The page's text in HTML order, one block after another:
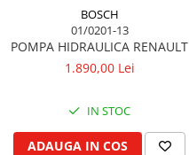
Set garnituri superior
Set garnituri inferior
Garnituri vrac
Vibrochen si volanta
Cuzineti palier
Cuzineti axiali, semilune
Frane cu piston
Frane pneumatice
Frane cu disc uscat
Pedala de frana
Someca
Agrimaster
Annovi Reverberi
Unia
BOSCH
01/0201-13
POMPA HIDRAULICA RENAULT
1.890,00 Lei
IN STOC
ADAUGA IN COS